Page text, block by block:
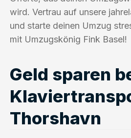
wird. Vertrau auf unsere
und starte deinen Umzug
mit Umzugskönig Fink Basel!
Geld sparen
Thorshavn